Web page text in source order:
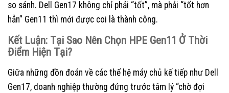
so sánh. Dell Gen17 không chỉ phải “tốt”, mà phải “tốt hơn
hẳn” Gen11 thì mới được coi là thành công.
Kết Luận: Tại Sao Nên Chọn HPE Gen11 Ở Thời
Điểm Hiện Tại?
Giữa những đồn đoán về các thế hệ máy chủ kế tiếp như Dell
Gen17, doanh nghiệp thường đứng trước tâm lý “chờ đợi